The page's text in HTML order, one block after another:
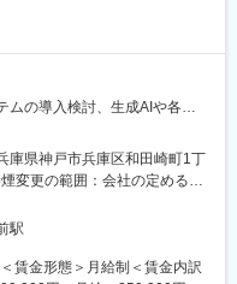
を支援するべく、自社開発の
案を行い、工場現場実装を
提供しています。
ルティング事業を中心に事業
ける様々な課題解決に向け
よる新たなソリューション領
務
能や画面が実際に使用され
です。
体験も得られます。
プロダクトを使用している
ですぐ試す事が可能です。
を掲げ改革を行った同社だか
の導入検討、生成AIや各種
分析等による課題抽出
システム設計
ック
明等の企画立案
庫県神戸市兵庫区和田崎町1丁
変更の範囲：会社の定める事
駅
賃金形態＞月給制＜賃金内訳